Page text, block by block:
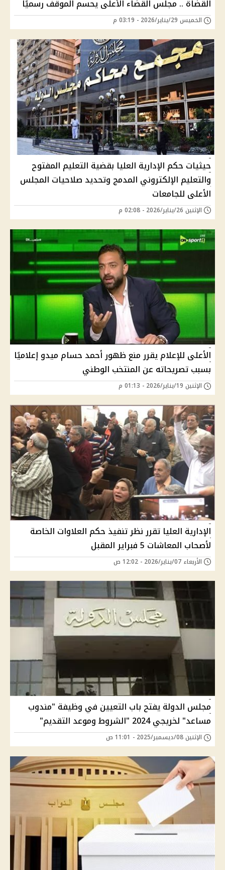
القضاة .. مجلس القضاء الأعلى يحسم الموقف رسميًا
الخميس 29/يناير/2026 - 03:19 م
حيثيات حكم الإدارية العليا بقضية التعليم المفتوح
والتعليم الإلكتروني المدمج وتحديد صلاحيات المجلس
الأعلى للجامعات
الإثنين 26/يناير/2026 - 02:08 م
الأعلى للإعلام يقرر منع ظهور أحمد حسام ميدو إعلاميًا
بسبب تصريحاته عن المنتخب الوطني
الإثنين 19/يناير/2026 - 01:13 م
الإدارية العليا تقرر نظر تنفيذ حكم العلاوات الخاصة
لأصحاب المعاشات 5 فبراير المقبل
الأربعاء 07/يناير/2026 - 12:02 ص
مجلس الدولة يفتح باب التعيين في وظيفة "مندوب
مساعد" لخريجي 2024 "الشروط وموعد التقديم"
الإثنين 08/ديسمبر/2025 - 11:01 ص